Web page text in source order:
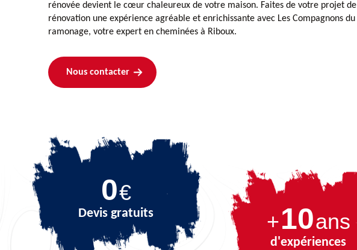
rénovée devient le cœur chaleureux de votre maison. Faites de votre projet de
rénovation une expérience agréable et enrichissante avec Les Compagnons du
ramonage, votre expert en cheminées à Riboux.
Nous contacter
0€
Devis gratuits +10ans
d'expériences